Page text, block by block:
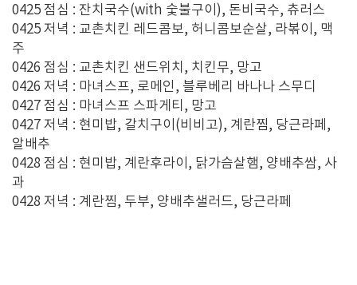
0425 점심 : 잔치국수(with 숯불구이), 돈비국수, 츄러스
0425 저녁 : 교촌치킨 레드콤보, 허니콤보순살, 라볶이, 맥
주
0426 점심 : 교촌치킨 샌드위치, 치킨무, 망고
0426 저녁 : 마녀스프, 로메인, 블루베리 바나나 스무디
0427 점심 : 마녀스프 스파게티, 망고
0427 저녁 : 현미밥, 갈치구이(비비고), 계란찜, 당근라페,
알배추
0428 점심 : 현미밥, 계란후라이, 닭가슴살햄, 양배추쌈, 사
과
0428 저녁 : 계란찜, 두부, 양배추샐러드, 당근라페